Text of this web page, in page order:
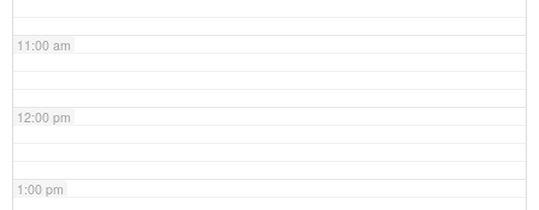
11:00 am
12:00 pm
1:00 pm